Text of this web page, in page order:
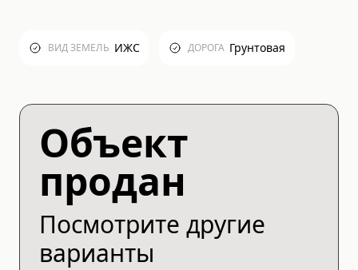
ВИД ЗЕМЕЛЬ ИЖС ДОРОГА Грунтовая
Объект
продан
Посмотрите другие
варианты